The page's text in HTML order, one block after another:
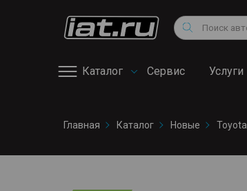
Поиск
Каталог Сервис
сервис
Услуги
Снегоходы
Квадроциклы
Главная Каталог Новые Toyota